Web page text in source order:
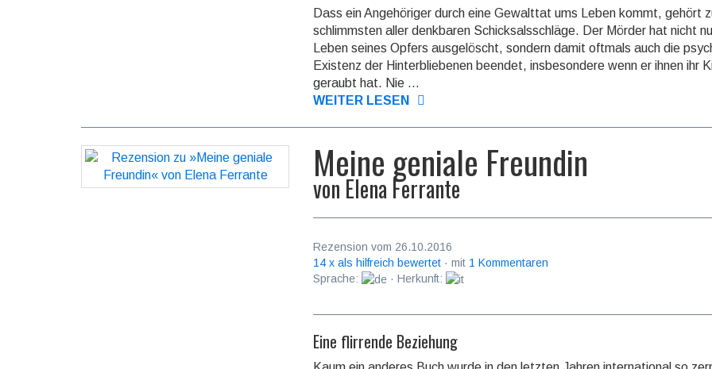
Dass ein Angehöriger durch eine Gewalttat ums Leben kommt, gehört
schlimmsten aller denk­baren Schicksals­schläge. Der Mörder hat nicht
Leben seines Opfers ausge­löscht, sondern damit oftmals auch die
Existenz der Hinter­bliebe­nen beendet, insbe­sondere wenn er ihnen ihr
geraubt hat. Nie ...
WEITER LESEN
Meine geniale Freundin
von Elena Ferrante
Rezension vom 26.10.2016
14 x als hilfreich bewertet · mit 1 Kommentaren
Sprache:
· Herkunft:
Eine flirrende Beziehung